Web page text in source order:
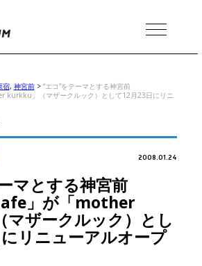
MENU
宿, 神宮前> “エコ”をテーマとする神宮前
kurkku」（マザークルック）として12月23日にリニ
2008.01.24
マとする神宮前
」が「mother
ザークルック）とし
リニューアルオープ